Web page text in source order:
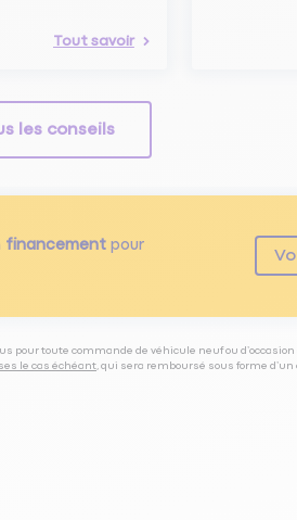
Tout savoir
les conseils
financementpour
pour toute commande de véhicule neuf ou
le cas échéant , qui sera remboursé sous forme